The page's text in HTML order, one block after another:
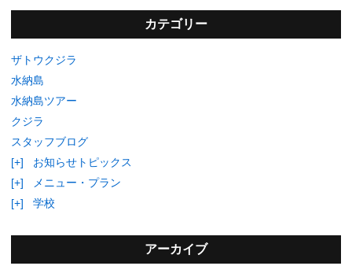
カテゴリー
ザトウクジラ
水納島
水納島ツアー
クジラ
スタッフブログ
[+]
お知らせトピックス
[+]
メニュー・プラン
[+]
学校
アーカイブ